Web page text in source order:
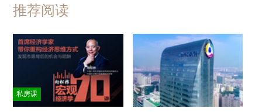
推荐阅读
私房课